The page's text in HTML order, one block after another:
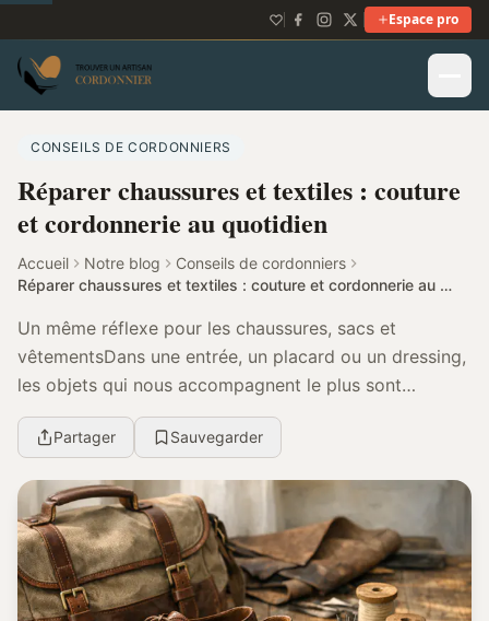
Espace pro
CONSEILS DE CORDONNIERS
Réparer chaussures et textiles : couture
et cordonnerie au quotidien
Accueil Notre blog
Conseils de cordonniers
Réparer chaussures et textiles : couture et cordonnerie au quotidien
Un même réflexe pour les chaussures, sacs et
vêtementsDans une entrée, un placard ou un dressing,
les objets qui nous accompagnent le plus sont
souvent faits de matières cousues, assemblées,
collées o...
Partager Sauvegarder